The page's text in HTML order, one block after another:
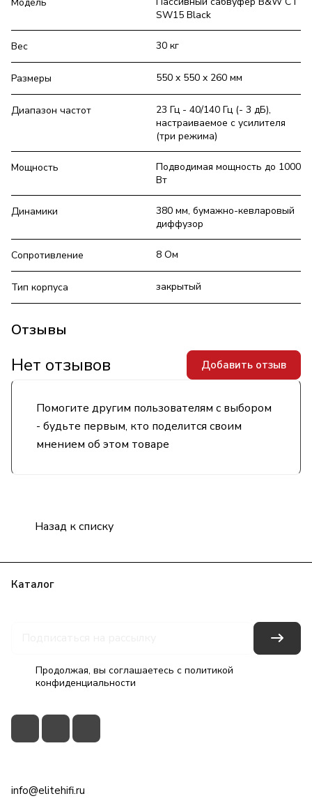
Модель
SW15 Black
Вес 30 кг
Размеры 550 x 550 x 260 мм
Диапазон частот
23 Гц - 40/140 Гц (- 3 дБ),
настраиваемое с усилителя
(три режима)
Мощность
Подводимая мощность до 1000
Вт
Динамики
380 мм, бумажно-кевларовый
диффузор
Сопротивление 8 Ом
Тип корпуса закрытый
Отзывы
Помогите другим пользователям с выбором
- будьте первым, кто поделится своим
мнением об этом товаре
Нет отзывов Добавить отзыв
Назад к списку
Каталог
Продолжая, вы соглашаетесь с политикой
конфиденциальности
info@elitehifi.ru